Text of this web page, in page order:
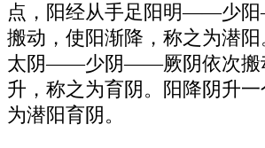
点，阳经从手足阳明——少
搬动，使阳渐降，称之为潜
太阴——少阴——厥阴依次搬
升，称之为育阴。阳降阴升
为潜阳育阴。